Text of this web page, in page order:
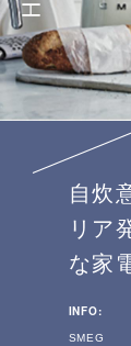
自炊
リア
な家
INFO:
SMEG